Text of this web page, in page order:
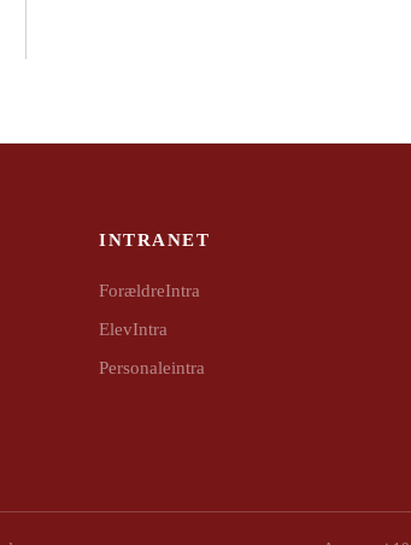
INTRANET
ForældreIntra
ElevIntra
Personaleintra